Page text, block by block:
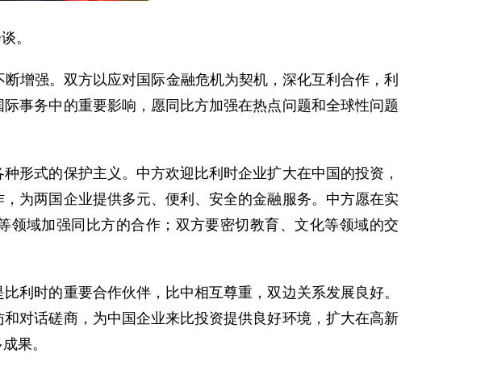
。
强。双方以应对国际金融危机为契机，深化互利合作，利
事务中的重要影响，愿同比方加强在热点问题和全球性问题
式的保护主义。中方欢迎比利时企业扩大在中国的投资，
为两国企业提供多元、便利、安全的金融服务。中方愿在实
领域加强同比方的合作；双方要密切教育、文化等领域的交
时的重要合作伙伴，比中相互尊重，双边关系发展良好。
对话磋商，为中国企业来比投资提供良好环境，扩大在高新
果。